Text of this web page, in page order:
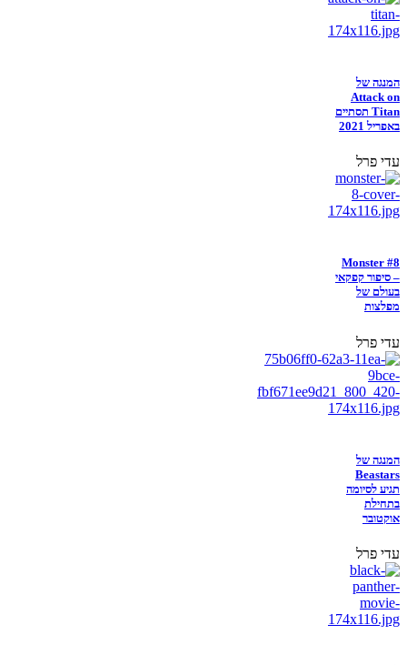
המנגה של
Attack on
Titan תסתיים
באפריל 2021
עדי פרל
Monster #8
– סיפור קפקאי
בעולם של
מפלצות
עדי פרל
המנגה של
Beastars
תגיע לסיומה
בתחילת
אוקטובר
עדי פרל